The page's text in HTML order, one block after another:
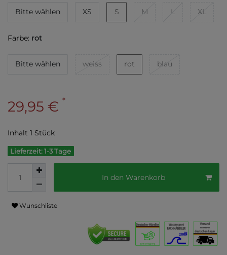
Bitte wählen XS S M L XL
Farbe: rot
Bitte wählen weiss rot blau
29,95 € *
Inhalt 1 Stück
Lieferzeit: 1-3 Tage
In den Warenkorb
Wunschliste